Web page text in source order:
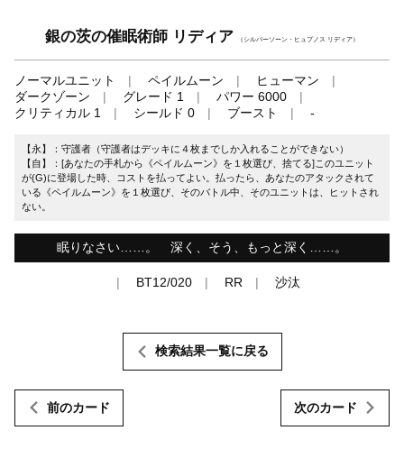
銀の茨の催眠術師 リディア （シルバーソーン・ヒュプノス リディア）
ノーマルユニット ペイルムーン
ヒューマン
ダークゾーン
グレード 1
パワー 6000
クリティカル 1
シールド 0 ブースト -
【永】：守護者（守護者はデッキに４枚までしか入れることができない）
【自】：[あなたの手札から《ペイルムーン》を１枚選び、捨てる]このユニット
が(G)に登場した時、コストを払ってよい。払ったら、あなたのアタックされて
いる《ペイルムーン》を１枚選び、そのバトル中、そのユニットは、ヒットされ
ない。
眠りなさい……。 深く、そう、もっと深く……。
BT12/020 RR 沙汰
前のカード
検索結果一覧に戻る
次のカード